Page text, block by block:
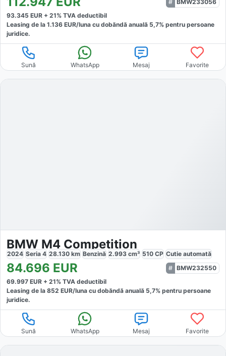
BMW233056
93.345 EUR + 21% TVA deductibil
Leasing de la 1.136 EUR/luna cu dobăndă anuală 5,7% pentru persoane
juridice.
Sună WhatsApp Mesaj Favorite
BMW M4 Competition
2024 Seria 4 28.130 km Benzină 2.993 cm³ 510 CP Cutie automată
84.696 EUR
BMW232550
69.997 EUR + 21% TVA deductibil
Leasing de la 852 EUR/luna cu dobăndă anuală 5,7% pentru persoane
juridice.
Sună WhatsApp Mesaj Favorite